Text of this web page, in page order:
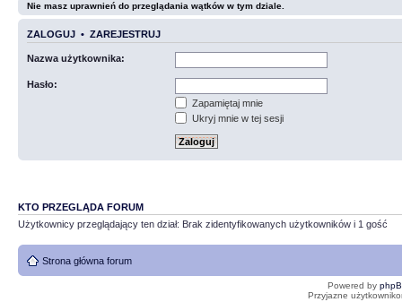
Nie masz uprawnień do przeglądania wątków w tym dziale.
ZALOGUJ • ZAREJESTRUJ
Nazwa użytkownika:
Hasło:
Zapamiętaj mnie
Ukryj mnie w tej sesji
KTO PRZEGLĄDA FORUM
Użytkownicy przeglądający ten dział: Brak zidentyfikowanych użytkowników i 1 gość
Strona główna forum
Powered by
Przyjazne